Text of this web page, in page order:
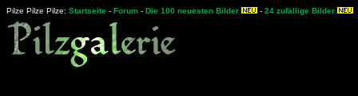
Pilze Pilze Pilze: Startseite - Forum - Die 100 neuesten Bilder - 24 zufällige Bilder